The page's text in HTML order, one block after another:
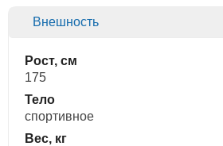
Внешность
Рост, см
175
Тело
спортивное
Вес, кг